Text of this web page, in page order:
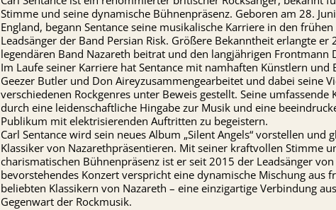
Stimme und seine dynamische Bühnenpräsenz. Geboren am 28.
England, begann Sentance seine musikalische Karriere in den
Leadsänger der Band Persian Risk. Größere Bekanntheit erlangte er
legendären Band Nazareth beitrat und den langjährigen Frontmann
Im Laufe seiner Karriere hat Sentance mit namhaften Künstlern und
Geezer Butler und Don Aireyzusammengearbeitet und dabei seine
verschiedenen Rockgenres unter Beweis gestellt. Seine umfassende
durch eine leidenschaftliche Hingabe zur Musik und eine
Publikum mit elektrisierenden Auftritten zu begeistern.
Carl Sentance wird sein neues Album „Silent Angels“ vorstellen und
Klassiker von Nazarethpräsentieren. Mit seiner kraftvollen Stimme
charismatischen Bühnenpräsenz ist er seit 2015 der Leadsänger von
bevorstehendes Konzert verspricht eine dynamische Mischung aus
beliebten Klassikern von Nazareth – eine einzigartige Verbindung
Gegenwart der Rockmusik.